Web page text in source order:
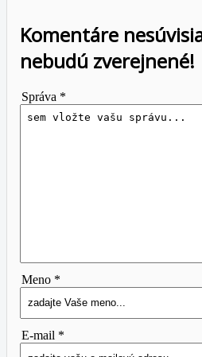
Komentáre
nebudú zverejnené!
Správa *
Meno *
E-mail *